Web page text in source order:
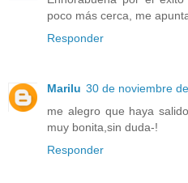
poco más cerca, me
Responder
Marilu 30 de noviembre
me alegro que haya
muy bonita,sin duda-!
Responder